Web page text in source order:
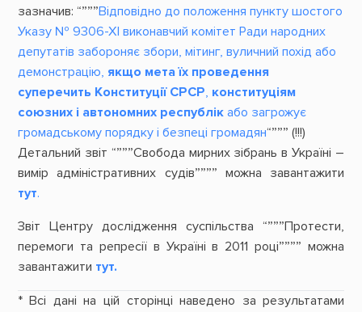
зазначив: “”””Відповідно до положення пункту шостого
Указу № 9306-ХІ виконавчий комітет Ради народних
депутатів забороняє збори, мітинг, вуличний похід або
демонстрацію, якщо мета їх проведення
суперечить Конституції СРСР, конституціям
союзних і автономних республікабо загрожує
громадському порядку і безпеці громадян“””” (!!!)
Детальний звіт “”””Свобода мирних зібрань в Україні –
вимір адміністративних судів”””” можна завантажити
тут.
Звіт Центру дослідження суспільства “”””Протести,
перемоги та репресії в Україні в 2011 році”””” можна
завантажити тут.
* Всі дані на цій сторінці наведено за результатами